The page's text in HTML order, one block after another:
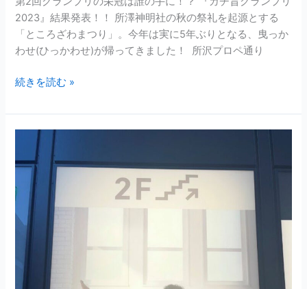
2023』結果発表！！ 所澤神明社の秋の祭礼を起源とする
「ところざわまつり」。今年は実に5年ぶりとなる、曳っか
わせ(ひっかわせ)が帰ってきました！ 所沢プロペ通り
続きを読む »
Pilates
所
沢
店